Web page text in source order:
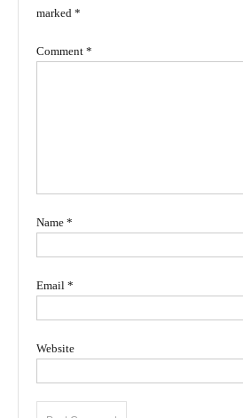
marked *
Comment *
Name *
Email *
Website